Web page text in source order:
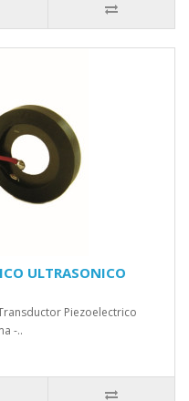
ULTRASONICO
Piezoelectrico
-..